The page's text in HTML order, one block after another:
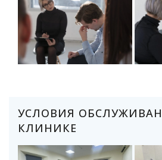
УСЛОВИЯ
КЛИНИКЕ